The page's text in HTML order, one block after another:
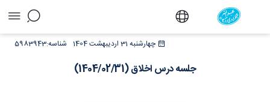
جلسه درس اخلاق (1404/02/31) - دفتر چهارشنبه 31 اردیبهشت 1404 5983943شناسه:
جلسه درس اخلاق (1404/02/31)